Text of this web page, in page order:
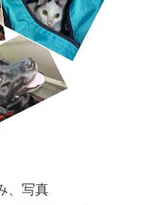
、写真